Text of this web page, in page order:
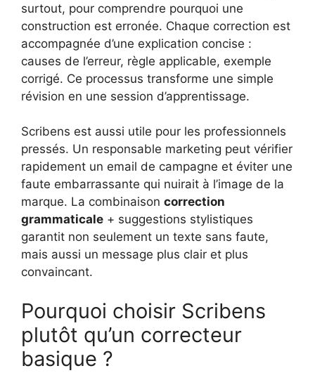
surtout, pour comprendre pourquoi une
construction est erronée. Chaque correction est
accompagnée d’une explication concise :
causes de l’erreur, règle applicable, exemple
corrigé. Ce processus transforme une simple
révision en une session d’apprentissage.
Scribens est aussi utile pour les professionnels
pressés. Un responsable marketing peut vérifier
rapidement un email de campagne et éviter une
faute embarrassante qui nuirait à l’image de la
marque. La combinaison correction
grammaticale + suggestions stylistiques
garantit non seulement un texte sans faute,
mais aussi un message plus clair et plus
convaincant.
Pourquoi choisir Scribens
plutôt qu’un correcteur
basique ?